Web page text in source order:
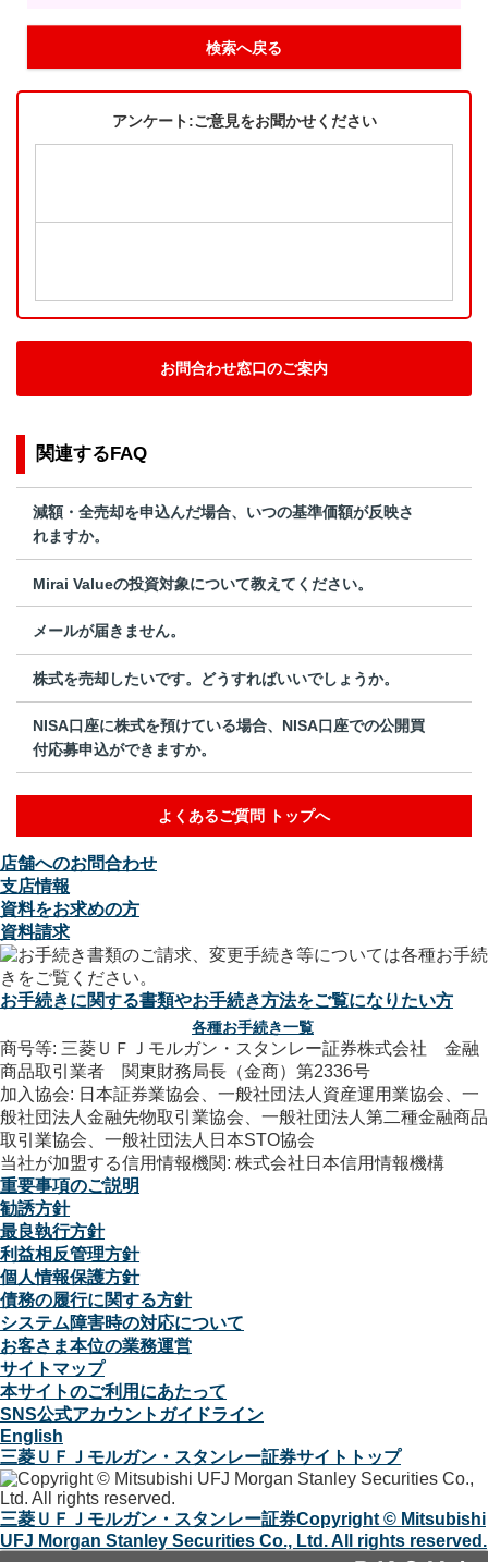
検索へ戻る
アンケート:ご意見をお聞かせください
お問合わせ窓口のご案内
関連するFAQ
減額・全売却を申込んだ場合、いつの基準価額が反映さ
れますか。
Mirai Valueの投資対象について教えてください。
メールが届きません。
株式を売却したいです。どうすればいいでしょうか。
NISA口座に株式を預けている場合、NISA口座での公開買
付応募申込ができますか。
よくあるご質問 トップへ
店舗へのお問合わせ
支店情報
資料をお求めの方
資料請求
お手続きに関する書類やお手続き方法をご覧になりたい方
各種お手続き一覧
商号等: 三菱ＵＦＪモルガン・スタンレー証券株式会社 金融
商品取引業者 関東財務局長（金商）第2336号
加入協会: 日本証券業協会、一般社団法人資産運用業協会、一
般社団法人金融先物取引業協会、一般社団法人第二種金融商品
取引業協会、一般社団法人日本STO協会
当社が加盟する信用情報機関: 株式会社日本信用情報機構
重要事項のご説明
勧誘方針
最良執行方針
利益相反管理方針
個人情報保護方針
債務の履行に関する方針
システム障害時の対応について
お客さま本位の業務運営
サイトマップ
本サイトのご利用にあたって
SNS公式アカウントガイドライン
English
三菱ＵＦＪモルガン・スタンレー証券サイトトップ
三菱ＵＦＪモルガン・スタンレー証券Copyright © Mitsubishi
UFJ Morgan Stanley Securities Co., Ltd. All rights reserved.